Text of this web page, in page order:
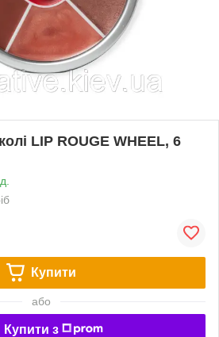
LIP ROUGE WHEEL, 6
Купити
або
Купити з